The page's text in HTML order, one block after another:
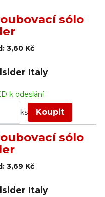
sólo
3,60 Kč
Italy
k odeslání
ks Koupit
sólo
3,69 Kč
Italy